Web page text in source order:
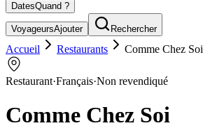
DatesQuand ?
VoyageursAjouter Rechercher
Accueil Restaurants Comme Chez Soi
Restaurant·Français·Non revendiqué
Comme Chez Soi